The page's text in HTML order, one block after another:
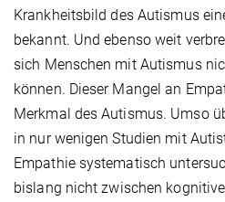
Krankheitsbild des Autismus
bekannt. Und ebenso weit
sich Menschen mit Autismus
können. Dieser Mangel an
Merkmal des Autismus. Umso
in nur wenigen Studien mit
Empathie systematisch
bislang nicht zwischen